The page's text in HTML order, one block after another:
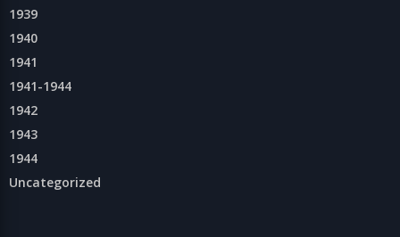
1939
1940
1941
1941-1944
1942
1943
1944
Uncategorized